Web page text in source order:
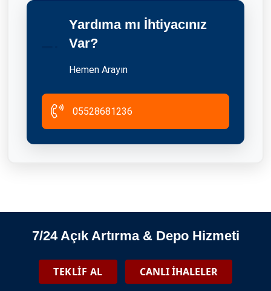
İstanbul'da Depolama Da Paketleme Süreci
25.09.2021
2Yaka 1Depo Güvenilir Mi?
Güngören Eşya Depolama Ve Tasfiye İhaleleri
2026-06-08
Yardıma mı İhtiyacınız
Var?
Hemen Arayın
05528681236
7/24 Açık Artırma & Depo Hizmeti
TEKLİF AL CANLI İHALELER